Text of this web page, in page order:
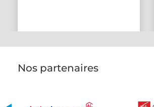
Nos partenaires